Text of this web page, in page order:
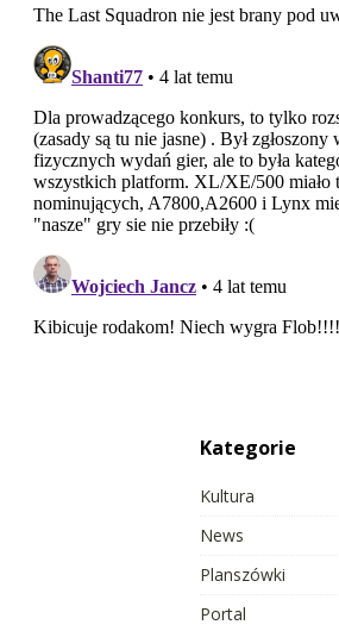
Kategorie
Kultura
News
Planszówki
Portal